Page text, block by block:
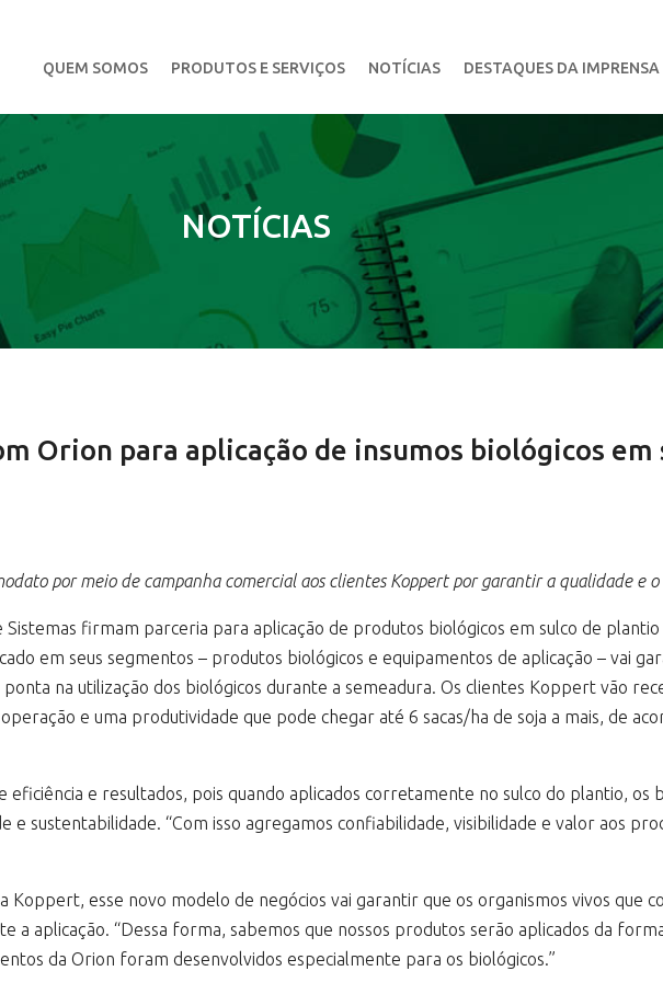
QUEM SOMOS PRODUTOS E SERVIÇOS NOTÍCIAS DESTAQUES DA IMPRENSA
NOTÍCIAS
Orion para aplicação de insumos biológicos em
por meio de campanha comercial aos clientes Koppert por garantir a qualidade e
firmam parceria para aplicação de produtos biológicos em sulco de plantio
em seus segmentos – produtos biológicos e equipamentos de aplicação – vai
na utilização dos biológicos durante a semeadura. Os clientes Koppert vão
e uma produtividade que pode chegar até 6 sacas/ha de soja a mais, de
eficiência e resultados, pois quando aplicados corretamente no sulco do plantio, os
sustentabilidade. “Com isso agregamos confiabilidade, visibilidade e valor aos
esse novo modelo de negócios vai garantir que os organismos vivos que
a aplicação. “Dessa forma, sabemos que nossos produtos serão aplicados da
da Orion foram desenvolvidos especialmente para os biológicos.”